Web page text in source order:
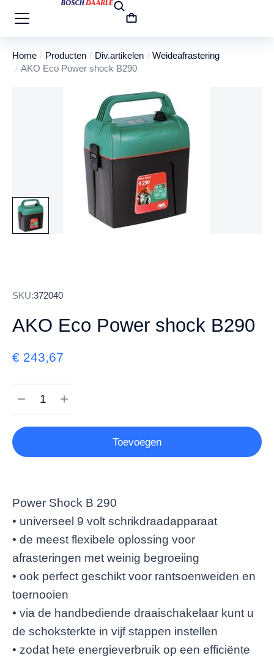
Je bent hier:
Home Producten Div.artikelen
Weideafrastering
AKO Eco Power shock B290
SKU:372040
AKO Eco Power shock B290
€ 243,67
Toevoegen
Power Shock B 290
• universeel 9 volt schrikdraadapparaat
• de meest flexibele oplossing voor
afrasteringen met weinig begroeiing
• ook perfect geschikt voor rantsoenweiden en
toernooien
• via de handbediende draaischakelaar kunt u
de schoksterkte in vijf stappen instellen
• zodat hete energieverbruik op een efficiënte